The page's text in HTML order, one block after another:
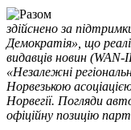
здійснено за
Демократія», що
видавців новин
«Незалежні
Норвезькою
Норвегії. Погляди
офіційну позицію